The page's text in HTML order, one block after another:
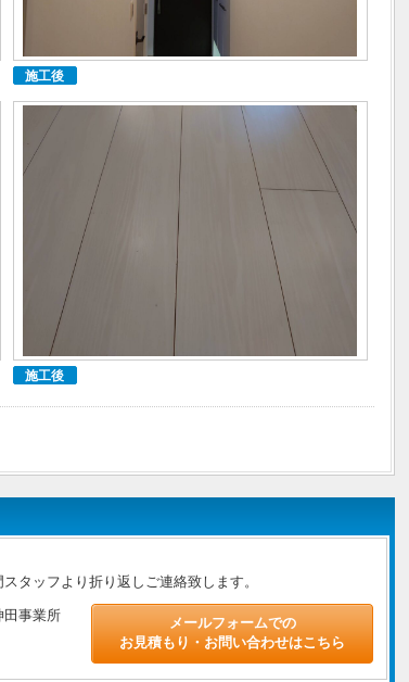
施工後
施工後
タッフより折り返しご連絡致します。
田事業所
メールフォームでの
お見積もり・お問い合わせはこちら